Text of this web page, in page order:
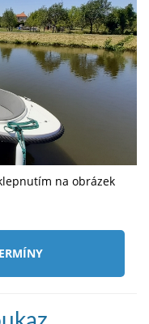
na obrázek